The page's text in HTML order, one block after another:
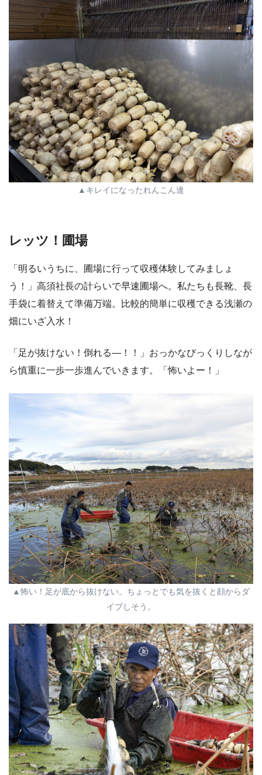
▲キレイになったれんこん達
レッツ！圃場
「明るいうちに、圃場に行って収穫体験してみましょ
う！」高須社長の計らいで早速圃場へ。私たちも長靴、長
手袋に着替えて準備万端。比較的簡単に収穫できる浅瀬の
畑にいざ入水！
「足が抜けない！倒れる―！！」おっかなびっくりしなが
ら慎重に一歩一歩進んでいきます。「怖いよー！」
▲怖い！足が底から抜けない。ちょっとでも気を抜くと顔からダ
イブしそう。